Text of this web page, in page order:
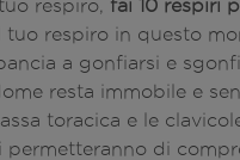
respiro, fai 10 respiri
tuo respiro in questo
a gonfiarsi e
resta immobile e
toracica e le
permetteranno di